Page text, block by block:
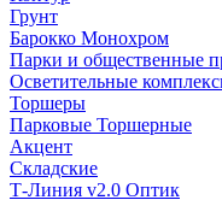
Грунт
Барокко Монохром
Парки и общественные
Осветительные
Торшеры
Парковые Торшерные
Акцент
Складские
Т-Линия v2.0 Оптик